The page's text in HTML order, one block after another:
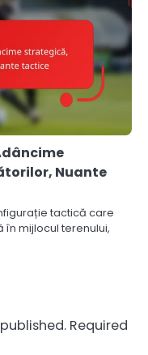
Nuante
tactică care
mijlocul terenului,
Required